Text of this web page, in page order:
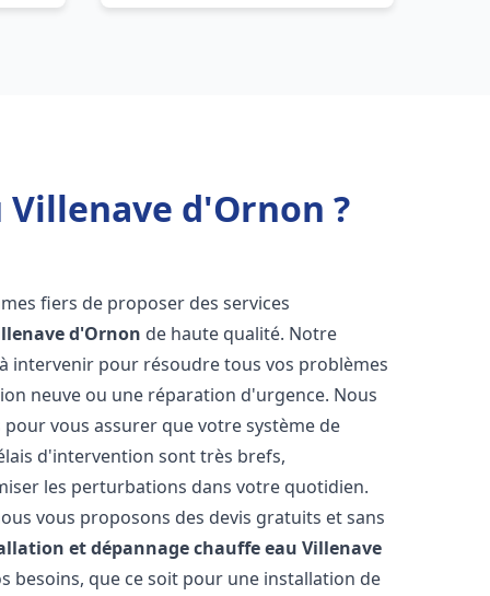
d'Ornon ?
fiers de proposer des services
d'Ornon de haute qualité. Notre
intervenir pour résoudre tous vos problèmes
neuve ou une réparation d'urgence. Nous
vous assurer que votre système de
d'intervention sont très brefs,
les perturbations dans votre quotidien.
vous proposons des devis gratuits et sans
et dépannage chauffe eau Villenave
besoins, que ce soit pour une installation de